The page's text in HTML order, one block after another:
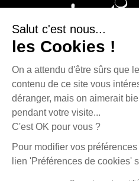
Salut c'est nous...
les Cookies !
On a attendu d'être sûrs que le
contenu de ce site vous
déranger, mais on aimerait
pendant votre visite...
C'est OK pour vous ?
Pour modifier vos
lien 'Préférences de cookies'
La Presse Bisontine, La
C’est à dire sont des
La Presse Bisontine - 4, rue Fontaine
Propriété du journal La Presse Bisontine |